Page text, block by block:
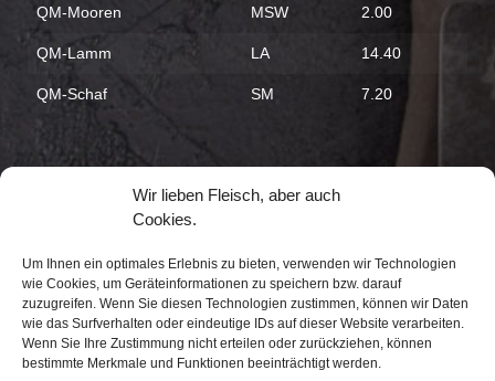
Wir lieben Fleisch, aber auch
Cookies.
Um Ihnen ein optimales Erlebnis zu bieten, verwenden wir Technologien
wie Cookies, um Geräteinformationen zu speichern bzw. darauf
zuzugreifen. Wenn Sie diesen Technologien zustimmen, können wir Daten
wie das Surfverhalten oder eindeutige IDs auf dieser Website verarbeiten.
Wenn Sie Ihre Zustimmung nicht erteilen oder zurückziehen, können
bestimmte Merkmale und Funktionen beeinträchtigt werden.
QM-Mooren MSW 2.00
QM-Lamm LA 14.40
QM-Schaf SM 7.20
Kontakt
Lucarna Macana AG
Wildbachstrasse 20
CH-8340 Hinwil
Sitemap
Impressum
Datenschutz